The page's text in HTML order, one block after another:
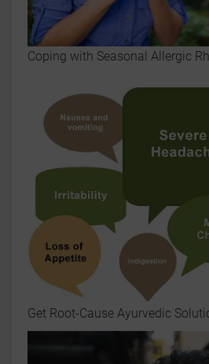
Coping with Seasonal Allergic
Get Root-Cause Ayurvedic